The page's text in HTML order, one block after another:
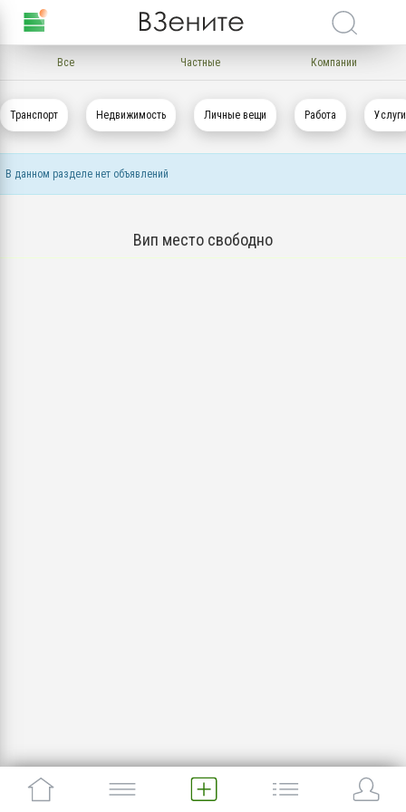
Все Частные Компании
Транспорт Недвижимость Личные вещи Работа Услуги
В данном разделе нет объявлений
Вип место свободно